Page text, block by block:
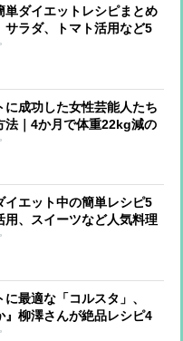
単ダイエットレシピまとめ
サラダ、トマト活用など5
に成功した女性芸能人たち
法｜4か月で体重22kg減の
イエット中の簡単レシピ5
用、スイーツなど人気料理
に最適な「コルスタ」、
』柳澤さんが絶品レシピ4